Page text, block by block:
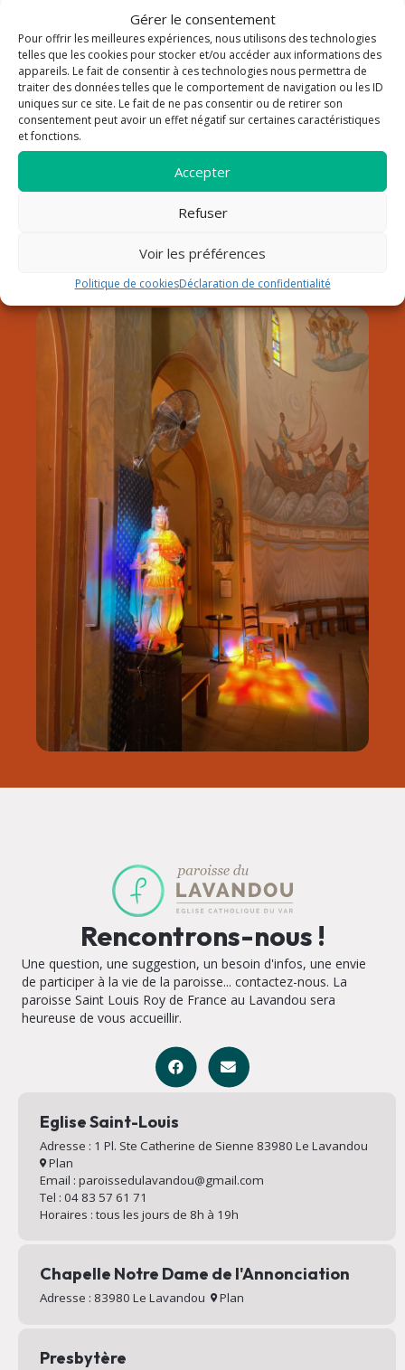
Gérer le consentement
Pour offrir les meilleures expériences, nous utilisons des technologies
telles que les cookies pour stocker et/ou accéder aux informations des
appareils. Le fait de consentir à ces technologies nous permettra de
traiter des données telles que le comportement de navigation ou les ID
uniques sur ce site. Le fait de ne pas consentir ou de retirer son
consentement peut avoir un effet négatif sur certaines caractéristiques
et fonctions.
Accepter
Refuser
Voir les préférences
Politique de cookiesDéclaration de confidentialité
La paroisse Saint Louis Roy
de France au Lavandou
Notre paroisse fait partie du doyenné de Hyères dans le
diocèse de Fréjus-Toulon. Elle est sous la responsabilité du
Rencontrons-nous !
Une question, une suggestion, un besoin d'infos, une envie
de participer à la vie de la paroisse... contactez-nous. La
paroisse Saint Louis Roy de France au Lavandou sera
heureuse de vous accueillir.
Eglise Saint-Louis
Adresse : 1 Pl. Ste Catherine de Sienne 83980 Le Lavandou
Plan
Email : paroissedulavandou@gmail.com
Tel : 04 83 57 61 71
Horaires : tous les jours de 8h à 19h
Chapelle Notre Dame de l'Annonciation
Adresse : 83980 Le Lavandou Plan
Presbytère